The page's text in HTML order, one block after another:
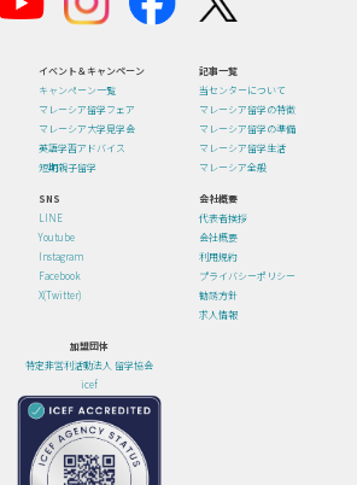
イベント＆キャンペーン
キャンペーン一覧
マレーシア留学フェア
マレーシア大学見学会
英語学習アドバイス
短期親子留学
記事一覧
当センターについて
マレーシア留学の特徴
マレーシア留学の準備
マレーシア留学生活
マレーシア全般
SNS
LINE
Youtube
Instagram
Facebook
X(Twitter)
会社概要
代表者挨拶
会社概要
利用規約
プライバシーポリシー
勧誘方針
求人情報
加盟団体
特定非営利活動法人 留学協会
icef